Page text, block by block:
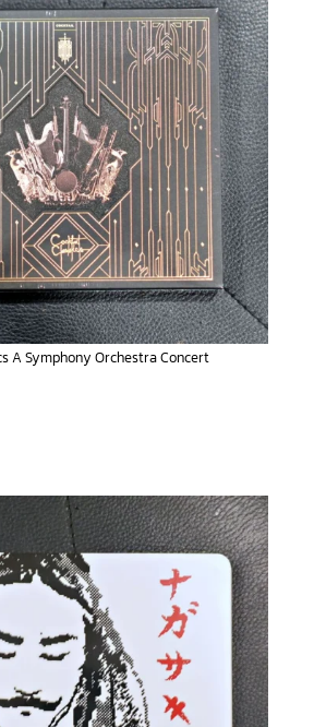
A Symphony Orchestra Concert